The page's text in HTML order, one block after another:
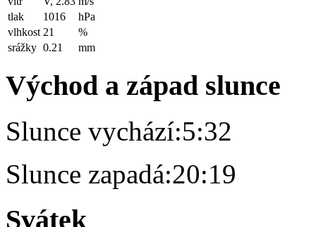
tlak
1016
hPa
vlhkost 21
%
srážky 0.21 mm
Východ a západ slunce
Slunce vychází:5:32
Slunce zapadá:20:19
Svátek